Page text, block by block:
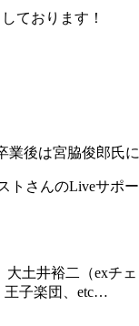
ております！
後は宮脇俊郎氏に
トさんのLiveサポ
土井裕二（exチ
王子楽団、etc…